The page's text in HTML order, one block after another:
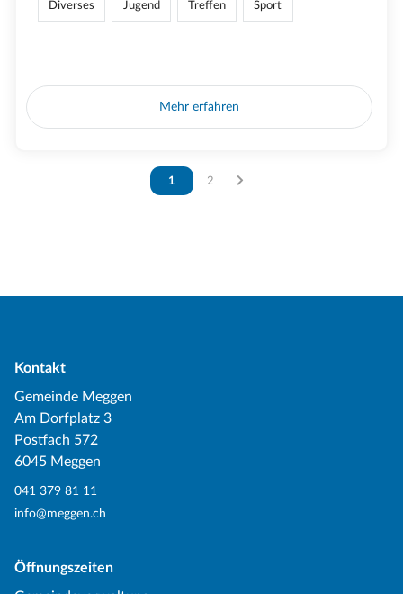
Diverses Jugend Treffen Sport
Mehr erfahren
Vous êtes sur la page
1 Vous êtes sur la page
2
Kontakt
Gemeinde Meggen
Am Dorfplatz 3
Postfach 572
6045 Meggen
041 379 81 11
info@meggen.ch
Öffnungszeiten